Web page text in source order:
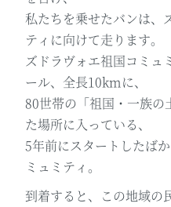
私たちを乗せたバンは、
ティに向けて走ります。
ズドラヴォエ祖国コミュ
ール、全長10kmに、
80世帯の「祖国・一族の
た場所に入っている、
5年前にスタートしたば
ミュミティ。
到着すると、この地域の